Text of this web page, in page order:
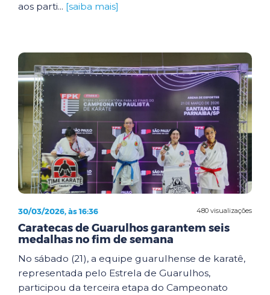
aos parti... [saiba mais]
480 visualizações
30/03/2026, às 16:36
Caratecas de Guarulhos garantem seis
medalhas no fim de semana
No sábado (21), a equipe guarulhense de karatê,
representada pelo Estrela de Guarulhos,
participou da terceira etapa do Campeonato